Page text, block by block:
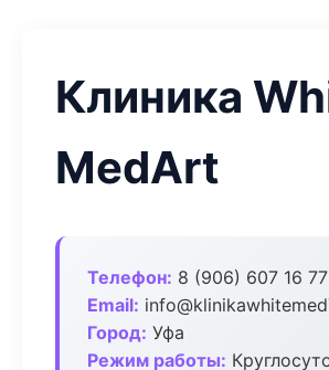
Клиника
MedArt
Телефон: 8 (906) 607 16 77
Email:
Город: Уфа
Режим работы: